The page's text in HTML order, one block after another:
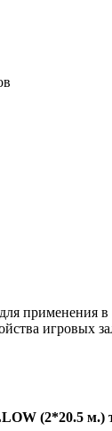
игровых
(2*20.5 м.)